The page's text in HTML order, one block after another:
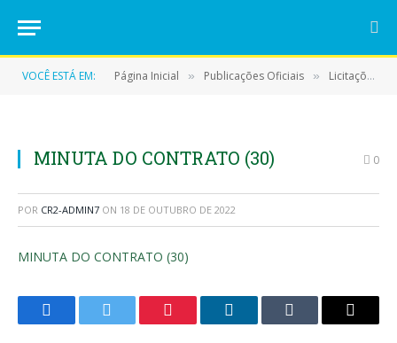
VOCÊ ESTÁ EM: Página Inicial » Publicações Oficiais » Licitações
MINUTA DO CONTRATO (30) 0
POR CR2-ADMIN7 ON 18 DE OUTUBRO DE 2022
MINUTA DO CONTRATO (30)
FacebookTwitter Pinterest LinkedInTumblr
E-